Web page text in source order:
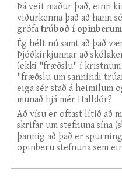
Þá veit maður það, einn
viðurkenna það að hann
grófa trúboð í
Ég hélt nú samt að það
Þjóðkirkjunnar að
(ekki "fræðslu" í kristnum
"fræðslu um sannindi
eiga sér stað á heimilum
munað hjá mér Halldór?
Að vísu er oftast lítið að
skrifar um stefnuna sína
þannig að það er
opinberu stefnuna sem